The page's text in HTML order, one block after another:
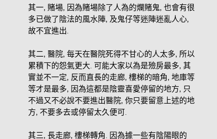
其一, 賭場, 因為賭場除了人為的爛賭鬼, 也會有很
多已做了陰法的風水陣, 及鬼仔等迷陣迷亂人心,
故不宜進出.
其二, 醫院, 每天在醫院死得不甘心的人太多, 所以
累積下的怨氣更大. 可能大家以為是殮房最多, 其
實並不一定, 反而直長的走廊, 樓梯的暗角, 地庫等
等才是最多, 因為這都是陰靈喜愛停留的地方, 只
不過又不必說不要進出醫院, 你只要留意上述的地
方, 不要多去或停留太久便可.
其三, 長走廊, 樓梯轉角. 因為據一些有陰陽眼的